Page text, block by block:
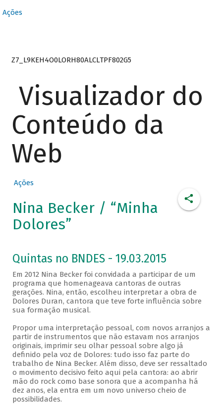
Ações
Z7_L9KEH4O0LORH80ALCLTPF802G5
Visualizador do
Conteúdo da
Web
Ações
Nina Becker / “Minha
Dolores”
Quintas no BNDES - 19.03.2015
Em 2012 Nina Becker foi convidada a participar de um
programa que homenageava cantoras de outras
gerações. Nina, então, escolheu interpretar a obra de
Dolores Duran, cantora que teve forte influência sobre
sua formação musical.
Propor uma interpretação pessoal, com novos arranjos a
partir de instrumentos que não estavam nos arranjos
originais, imprimir seu olhar pessoal sobre algo já
definido pela voz de Dolores: tudo isso faz parte do
trabalho de Nina Becker. Além disso, deve ser ressaltado
o movimento decisivo feito aqui pela cantora: ao abrir
mão do rock como base sonora que a acompanha há
dez anos, ela entra em um novo universo cheio de
possibilidades.